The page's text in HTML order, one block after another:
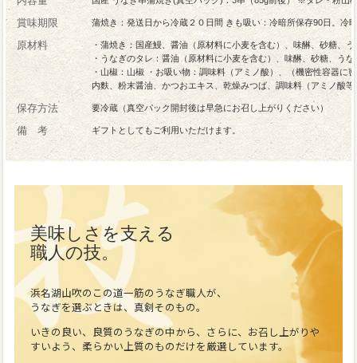
賞味期限 蒲焼き：発送日から冷蔵２０日間 きも吸い：冷暗所保存90日。冷
原材料
・蒲焼き：国産鰻、醤油（原材料に小麦を含む）、味醂、砂糖、
・うなぎのタレ：醤油（原材料に小麦を含む）、味醂、砂糖、うな
・山椒：山椒 ・お吸い物：調味料（アミノ酸）、（機密性容器
内麩、粉末醤油、かつおエキス、乾燥みつば、調味料（アミノ酸
保存方法 要冷蔵（真空パック開封後は早急にお召し上がりください）
備 考 ギフトとしてもご利用いただけます。
美味しさを支える
職人の技。
浜名湖山吹のこの道一筋のうなぎ職人が、
うなぎを選ぶときは、真剣そのもの。
いきの良い、良質のうなぎの中から、さらに、お召し上がりや
すいよう、柔らかい上質のものだけを厳選しています。